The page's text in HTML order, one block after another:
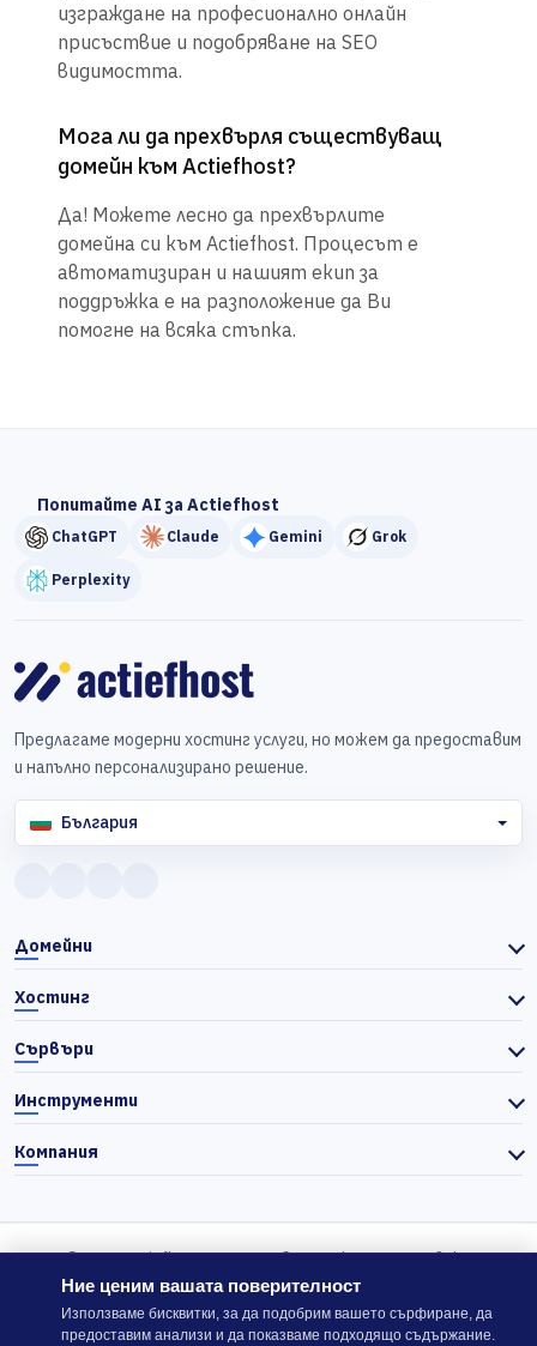
изграждане на професионално онлайн
присъствие и подобряване на SEO
видимостта.
Мога ли да прехвърля съществуващ
домейн към Actiefhost?
Да! Можете лесно да прехвърлите
домейна си към Actiefhost. Процесът е
автоматизиран и нашият екип за
поддръжка е на разположение да Ви
помогне на всяка стъпка.
Попитайте AI за Actiefhost
ChatGPT Claude Gemini Grok
Perplexity
Предлагаме модерни хостинг услуги, но можем да предоставим
и напълно персонализирано решение.
България
Домейни
Хостинг
Сървъри
Инструменти
Компания
© 2026 Actiefhost. Съгласно българското търговско
законодателство цените в сайта се показват без ДДС, а ДДС се
изчислява отделно при завършване на поръчката, когато е
приложимо.
Ние ценим вашата поверителност
Използваме бисквитки, за да подобрим вашето сърфиране, да
предоставим анализи и да показваме подходящо съдържание.